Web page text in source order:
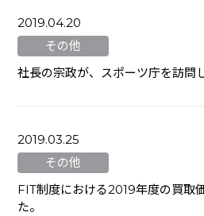
2019.04.20
その他
社長の宗政が、スポーツ庁を訪問
2019.03.25
その他
FIT制度における2019年度の買取
た。